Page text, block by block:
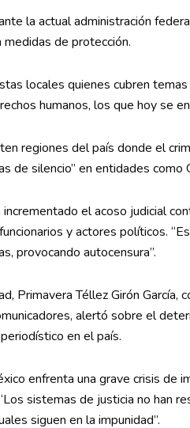
la actual administración
medidas de protección.
locales quienes cubren
humanos, los que hoy se
regiones del país donde el
de silencio” en entidades como
incrementado el acoso judicial
y actores políticos.
provocando autocensura”.
Primavera Téllez Girón
alertó sobre el
en el país.
enfrenta una grave crisis de
sistemas de justicia no han
siguen en la impunidad”.